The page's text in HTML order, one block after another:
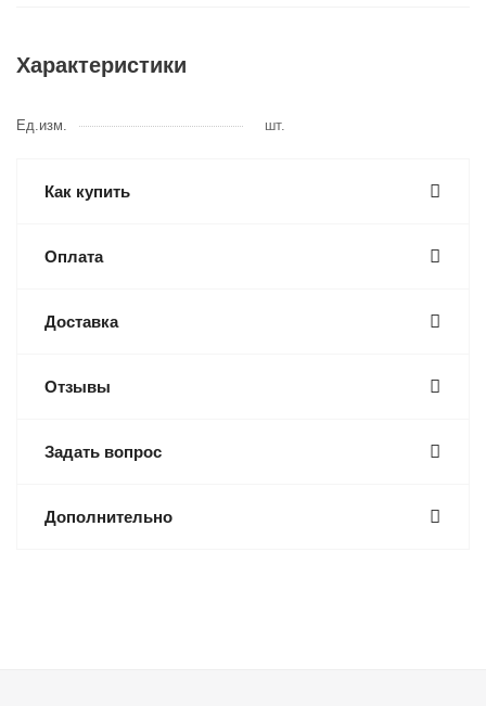
Характеристики
Ед.изм. шт.
Как купить
Оплата
Доставка
Отзывы
Задать вопрос
Дополнительно